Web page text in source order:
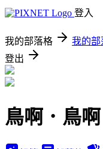
登入
我的部落格 我的部
登出
鳥啊．鳥